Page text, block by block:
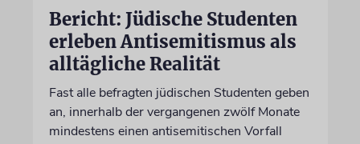
Bericht: Jüdische Studenten
erleben Antisemitismus als
alltägliche Realität
Fast alle befragten jüdischen Studenten geben
an, innerhalb der vergangenen zwölf Monate
mindestens einen antisemitischen Vorfall